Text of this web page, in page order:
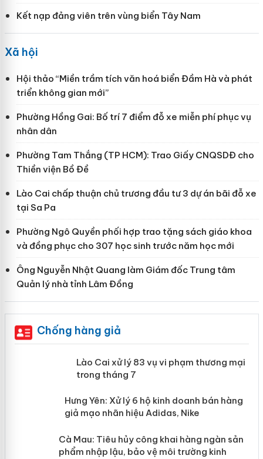
Kết nạp đảng viên trên vùng biển Tây Nam
Xã hội
Hội thảo “Miền trầm tích văn hoá biển Đầm Hà và phát
triển không gian mới”
Phường Hồng Gai: Bố trí 7 điểm đỗ xe miễn phí phục vụ
nhân dân
Phường Tam Thắng (TP HCM): Trao Giấy CNQSDĐ cho
Thiền viện Bồ Đề
Lào Cai chấp thuận chủ trương đầu tư 3 dự án bãi đỗ xe
tại Sa Pa
Phường Ngô Quyền phối hợp trao tặng sách giáo khoa
và đồng phục cho 307 học sinh trước năm học mới
Ông Nguyễn Nhật Quang làm Giám đốc Trung tâm
Quản lý nhà tỉnh Lâm Đồng
Chống hàng giả
Lào Cai xử lý 83 vụ vi phạm thương
mại trong tháng 7
Hưng Yên: Xử lý 6 hộ kinh doanh bán
hàng giả mạo nhãn hiệu Adidas, Nike